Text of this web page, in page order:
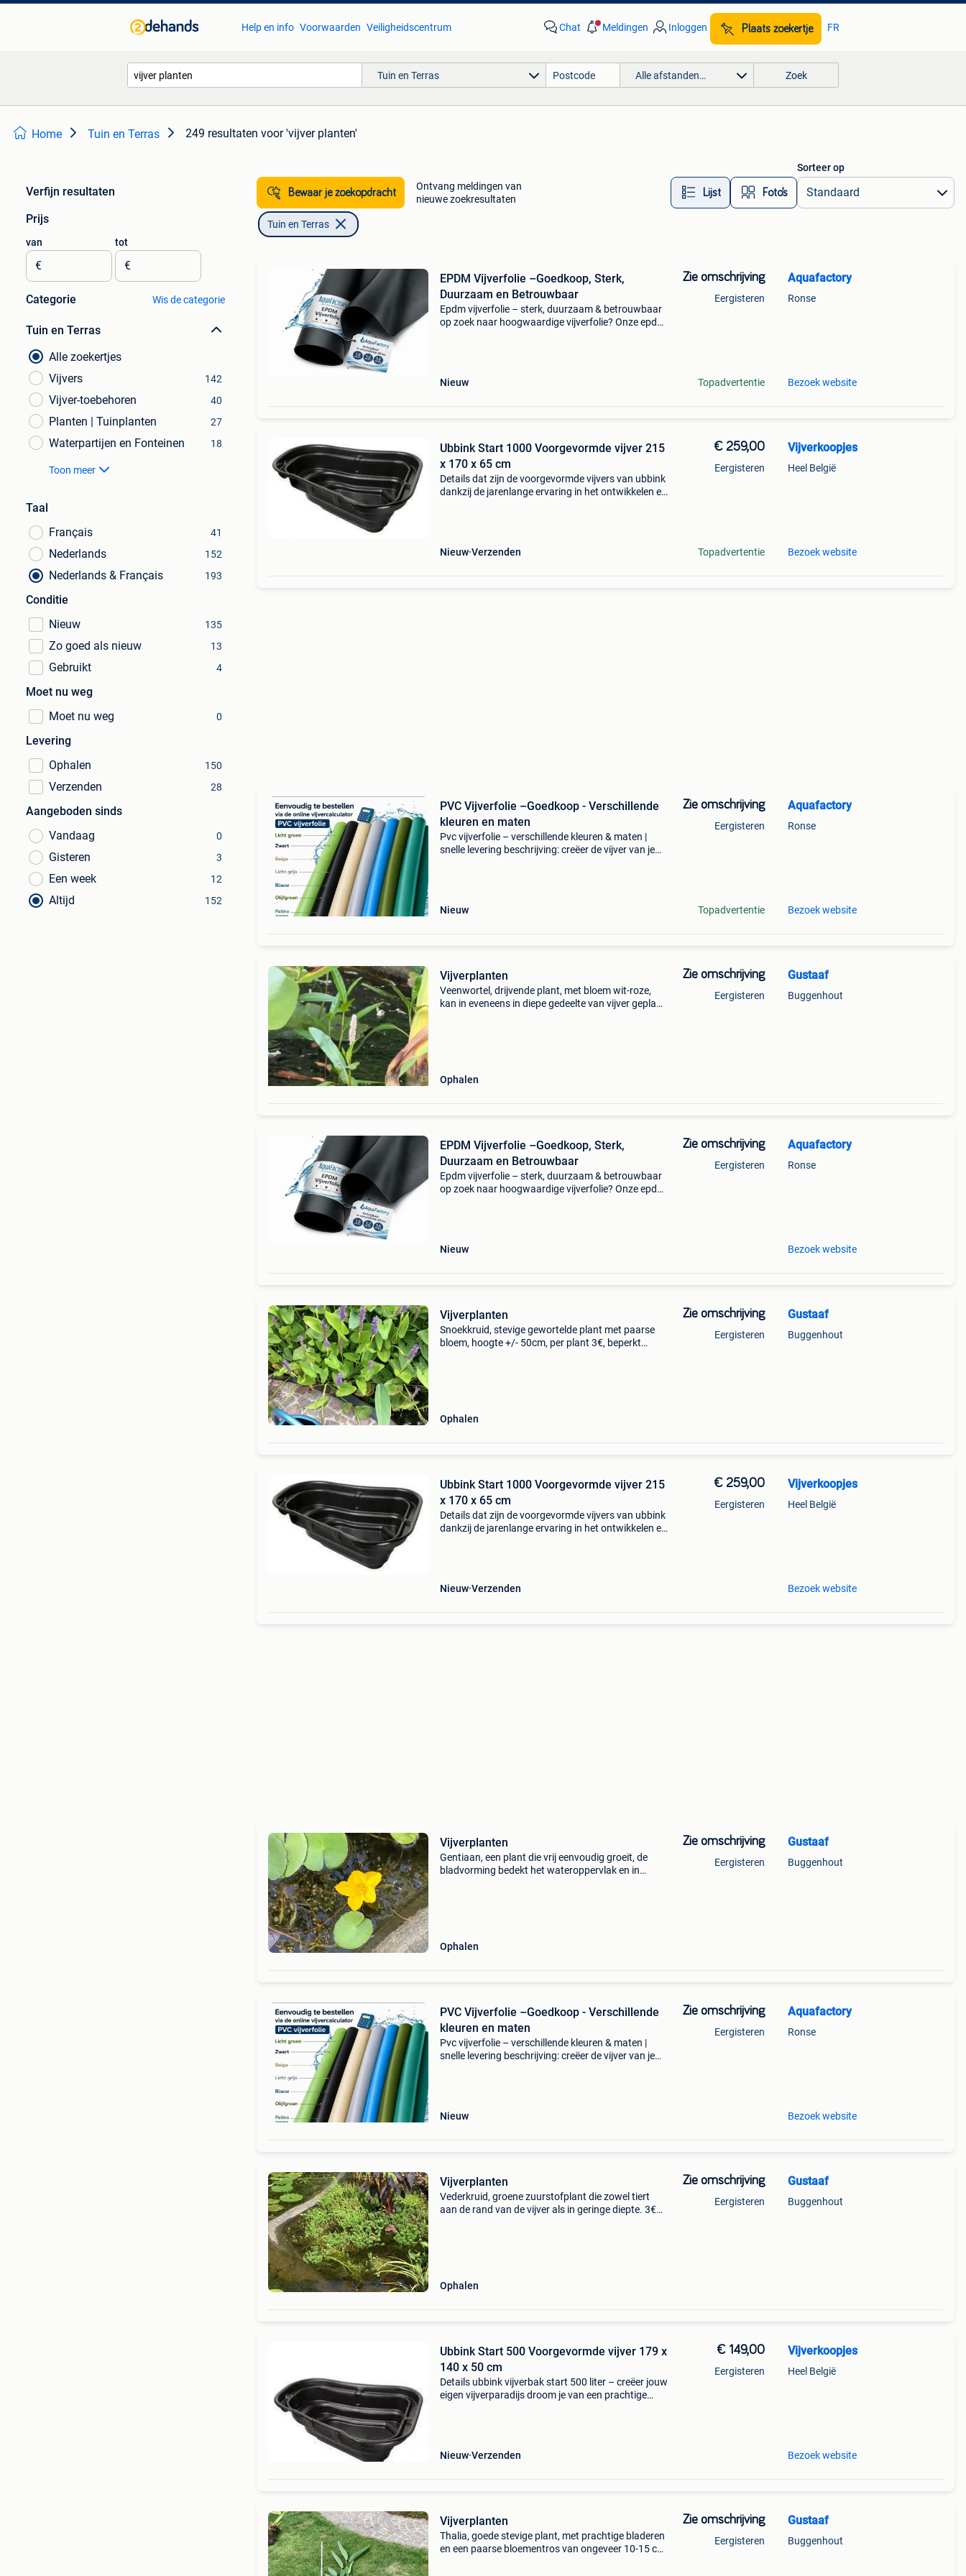
Help en info Voorwaarden Veiligheidscentrum Chat Meldingen Inloggen Plaats zoekertje FR
Tuin en Terras Alle afstanden… Zoek
Home Tuin en Terras 249 resultaten voor 'vijver planten'
Verfijn resultaten
Prijs
van
€
tot
€
Categorie Wis de categorie
Tuin en Terras
Alle zoekertjes
Vijvers
142
Vijver-toebehoren 40
Planten | Tuinplanten 27
Waterpartijen en Fonteinen 18
Toon meer
Taal
Français
41
Nederlands 152
Nederlands & Français 193
Conditie
Nieuw
135
Zo goed als nieuw 13
Gebruikt 4
Moet nu weg
Moet nu weg
0
Levering
Ophalen
150
Verzenden 28
Aangeboden sinds
Vandaag
0
Gisteren 3
Een week 12
Altijd 152
Bewaar je zoekopdracht
Ontvang meldingen van
nieuwe zoekresultaten
Lijst Foto’s
Sorteer op
Tuin en Terras
EPDM Vijverfolie –Goedkoop, Sterk,
Duurzaam en Betrouwbaar
Epdm vijverfolie – sterk, duurzaam & betrouwbaar
op zoek naar hoogwaardige vijverfolie? Onze epdm
Nieuw
Zie omschrijving
Eergisteren
Topadvertentie
Aquafactory
Ronse
Bezoek website
Ubbink Start 1000 Voorgevormde vijver 215
x 170 x 65 cm
Details dat zijn de voorgevormde vijvers van ubbink
dankzij de jarenlange ervaring in het ontwikkelen en
Nieuw Verzenden
€ 259,00
Eergisteren
Topadvertentie
Vijverkoopjes
Heel België
Bezoek website
PVC Vijverfolie –Goedkoop - Verschillende
kleuren en maten
Pvc vijverfolie – verschillende kleuren & maten |
snelle levering beschrijving: creëer de vijver van je
Nieuw
Zie omschrijving
Eergisteren
Topadvertentie
Aquafactory
Ronse
Bezoek website
Vijverplanten
Veenwortel, drijvende plant, met bloem wit-roze,
kan in eveneens in diepe gedeelte van vijver geplant
Ophalen
Zie omschrijving
Eergisteren
Gustaaf
Buggenhout
EPDM Vijverfolie –Goedkoop, Sterk,
Duurzaam en Betrouwbaar
Epdm vijverfolie – sterk, duurzaam & betrouwbaar
op zoek naar hoogwaardige vijverfolie? Onze epdm
Nieuw
Zie omschrijving
Eergisteren
Aquafactory
Ronse
Bezoek website
Vijverplanten
Snoekkruid, stevige gewortelde plant met paarse
bloem, hoogte +/- 50cm, per plant 3€, beperkt
Ophalen
Zie omschrijving
Eergisteren
Gustaaf
Buggenhout
Ubbink Start 1000 Voorgevormde vijver 215
x 170 x 65 cm
Details dat zijn de voorgevormde vijvers van ubbink
dankzij de jarenlange ervaring in het ontwikkelen en
Nieuw Verzenden
€ 259,00
Eergisteren
Vijverkoopjes
Heel België
Bezoek website
Vijverplanten
Gentiaan, een plant die vrij eenvoudig groeit, de
bladvorming bedekt het wateroppervlak en in
Ophalen
Zie omschrijving
Eergisteren
Gustaaf
Buggenhout
PVC Vijverfolie –Goedkoop - Verschillende
kleuren en maten
Pvc vijverfolie – verschillende kleuren & maten |
snelle levering beschrijving: creëer de vijver van je
Nieuw
Zie omschrijving
Eergisteren
Aquafactory
Ronse
Bezoek website
Vijverplanten
Vederkruid, groene zuurstofplant die zowel tiert
aan de rand van de vijver als in geringe diepte. 3€
Ophalen
Zie omschrijving
Eergisteren
Gustaaf
Buggenhout
Ubbink Start 500 Voorgevormde vijver 179 x
140 x 50 cm
Details ubbink vijverbak start 500 liter – creëer jouw
eigen vijverparadijs droom je van een prachtige
Nieuw Verzenden
€ 149,00
Eergisteren
Vijverkoopjes
Heel België
Bezoek website
Vijverplanten
Thalia, goede stevige plant, met prachtige bladeren
en een paarse bloementros van ongeveer 10-15 cm
Zie omschrijving
Eergisteren
Gustaaf
Buggenhout